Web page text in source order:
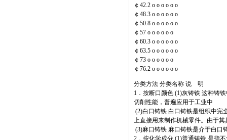
￠42.2 o o o o o o
￠48.3 o o o o o o
￠50.8 o o o o o o
￠57 o o o o o o
￠60.3 o o o o o o
￠63.5 o o o o o o
￠73 o o o o o o
￠76.2 o o o o o o
分类方法 分类名称 说 明
1．按断口颜色 (1)灰铸铁 这种铸
切削性能，普遍应用于工业中
(2)白口铸铁 白口铸铁是组织中完
上直接用来制作机械零件。由于
(3)麻口铸铁 麻口铸铁是介于白口
2．按化学成分 (1)普通铸铁 是指